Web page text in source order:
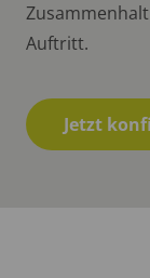
Auftritt.
Jetzt